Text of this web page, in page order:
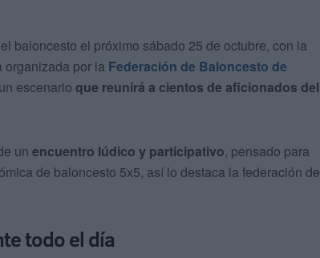
baloncesto el próximo sábado 25 de octubre, con la
organizada por la Federación de Baloncesto de
escenario que reunirá a cientos de aficionados del
un encuentro lúdico y participativo, pensado para
de baloncesto 5x5, así lo destaca la federación de
todo el día